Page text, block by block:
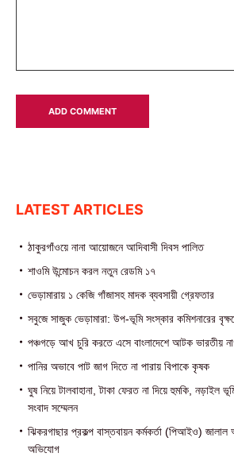
LATEST ARTICLES
ঠাকুরগাঁওয়ে নানা আয়োজনে আদিবাসী দিবস পালিত
শাওমি উন্মোচন করল নতুন রেডমি ১৭
ভেড়ামারায় ১ কেজি গাঁজাসহ মাদক ব্যবসায়ী গ্রেফতার
সবুজে সাজুক ভেড়ামারা: উপ-ভূমি সংস্কার কমিশনারের
পঞ্চগড়ে আখ চুরি করতে এসে বাংলাদেশে আটক ভারতীয়
পা‌নির অভাবে পাট জাগ দিতে না পারায় বিপাকে কৃষক
ঘুষ নিয়ে টালবাহানা, টাকা ফেরত না দিয়ে হুমকি, নড়াইল
সংবাদ সম্মেলন
ঝিকরগাছার প্রকল্প বাস্তবায়ন কর্মকর্তা (পিআইও)
অভিযোগ